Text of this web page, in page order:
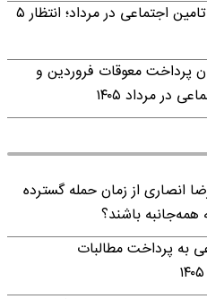
خبر فوری از معوقات بازنشستگان تامین اجتماعی در مرداد؛ انتظار ۵
پرداخت معوقات فروردین و
در مرداد ۱۴۰۵
انصاری از زمان حمله گسترده
همه‌جانبه باشند؟
به پرداخت مطالبات